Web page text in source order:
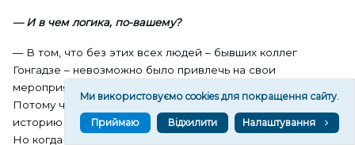
— И в чем логика, по-вашему?
— В том, что без этих всех людей – бывших коллег
Гонгадзе – невозможно было привлечь на свои
мероприятия политиков высокого мирового уровня.
Потому что такие политики — зная, конечно, всю эту
историю с Гонгадзе – к Пинчуку просто не приехали бы.
Но когда на такие мероприятия — в различном качестве
Ми використовуємо cookies для покращення сайту.
Приймаю Відхилити Налаштування